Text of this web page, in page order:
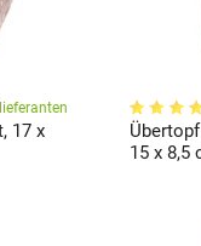
17 x
15 x 8,5